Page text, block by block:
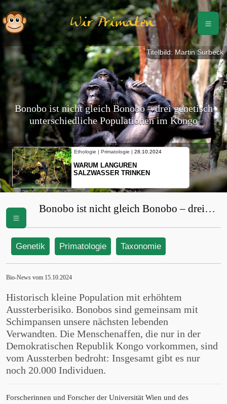
Wir Primaten
Titelbild: Martin Surbeck
Bonobo ist nicht gleich Bonobo – drei genetisch
unterschiedliche Populationen im Kongo
Ethologie | Primatologie | 28.10.2024
WARUM LANGUREN
SALZWASSER TRINKEN
Bonobo ist nicht gleich Bonobo – drei
Genetik Primatologie Taxonomie
Bio-News vom 15.10.2024
Historisch kleine Population mit erhöhtem
Aussterberisiko. Bonobos sind gemeinsam mit
Schimpansen unsere nächsten lebenden
Verwandten. Die Menschenaffen, die nur in der
Demokratischen Republik Kongo vorkommen, sind
vom Aussterben bedroht: Insgesamt gibt es nur
noch 20.000 Individuen.
Forscherinnen und Forscher der Universität Wien und des